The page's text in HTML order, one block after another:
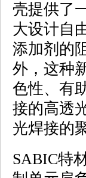
壳提供了
大设计自
添加剂的
外，这种
色性、有
接的高透
光焊接的
SABIC特